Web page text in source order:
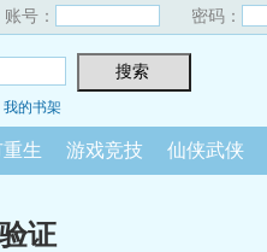
账号： 密码：
我的书架
生 游戏竞技 仙侠武侠
证